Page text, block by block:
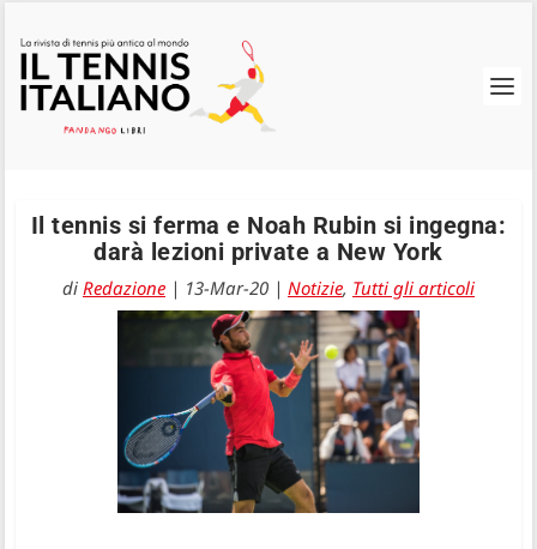
Il tennis si ferma e Noah Rubin si ingegna:
darà lezioni private a New York
di Redazione | 13-Mar-20 | Notizie, Tutti gli articoli